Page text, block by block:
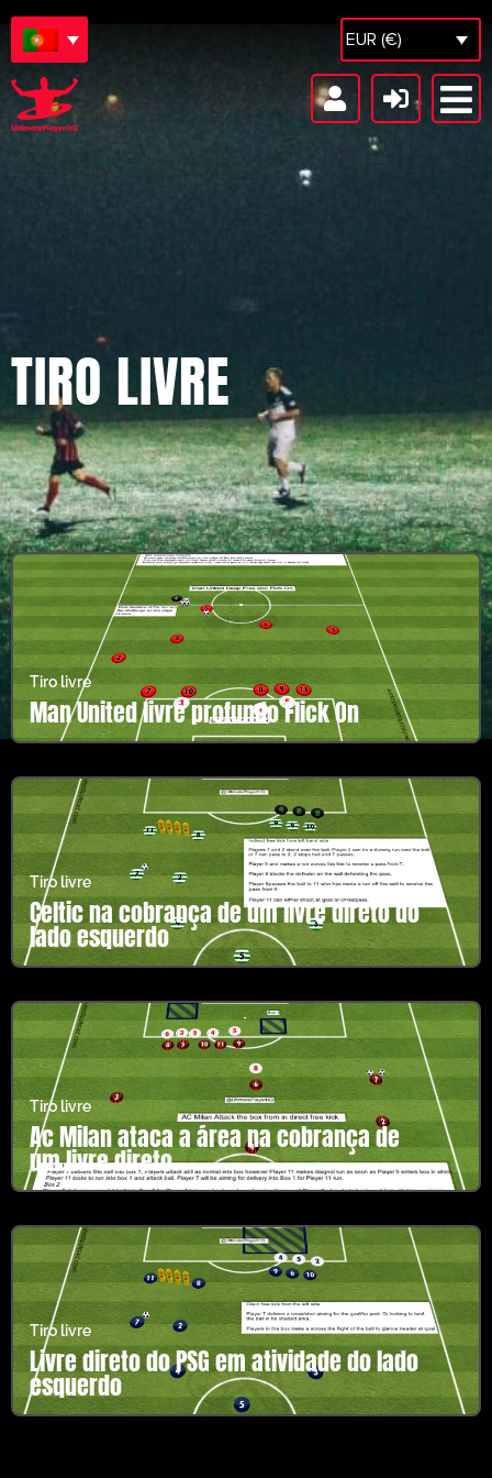
EUR (€)
TIRO LIVRE
Tiro livre
Man United livre profundo Flick On
Tiro livre
Celtic na cobrança de um livre direto do
lado esquerdo
Tiro livre
Ac Milan ataca a área na cobrança de
um livre direto
Tiro livre
Livre direto do PSG em atividade do lado
esquerdo